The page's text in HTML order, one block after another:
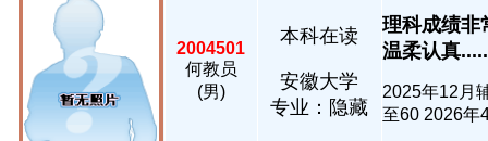
2004501
何教员
(男)
本科在读
安徽大学
专业：隐藏
理科成绩非
温柔认真
2025年12月
至60 2026年